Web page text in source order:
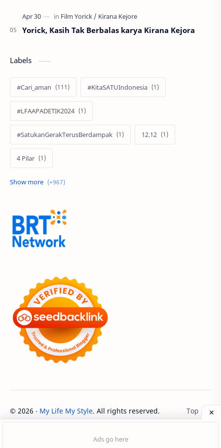
Yorick, Kasih Tak Berbalas karya Kirana Kejora
Labels
#Cari_aman #KitaSATUIndonesia
#LFAAPADETIK2024
#SatukanGerakTerusBerdampak 12.12
4 Pilar
60 Tahun
Acer Edu Tech 2024
Adira Finance
Adventorial Aedes Aegypti
AHASS Pontianak AHASS Siaga
AHDC 2026 AHM
AHM-TSC 2026 AHMBS AHRS
AHRT 2026 AHSRIC
© 2026 ‧ My Life My Style. All rights reserved.